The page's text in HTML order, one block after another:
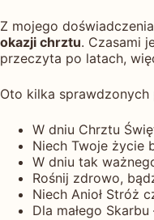
Z mojego
okazji chrztu. Czasami
przeczyta po latach,
Oto kilka
W dniu Chrztu
Niech Twoje życie
W dniu tak
Rośnij zdrowo,
Niech Anioł Stróż
Dla małego